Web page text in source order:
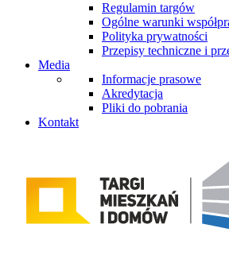
Regulamin targów
Ogólne warunki
Polityka prywatności
Przepisy techniczne i
Media
Informacje prasowe
Akredytacja
Pliki do pobrania
Kontakt